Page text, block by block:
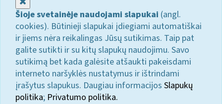
Šioje svetainėje naudojami slapukai (angl.
cookies). Būtinieji slapukai įdiegiami automatiškai
ir jiems nėra reikalingas Jūsų sutikimas. Taip pat
galite sutikti ir su kitų slapukų naudojimu. Savo
sutikimą bet kada galėsite atšaukti pakeisdami
interneto naršyklės nustatymus ir ištrindami
įrašytus slapukus. Daugiau informacijos Slapukų
politika; Privatumo politika.